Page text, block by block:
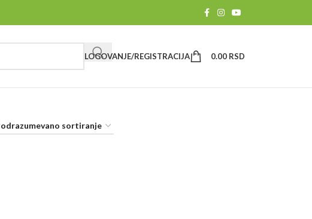
LOGOVANJE/REGISTRACIJA 0.00 RSD